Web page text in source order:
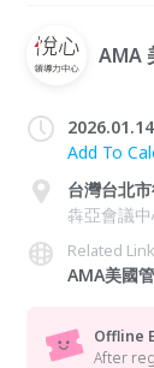
AMA
Add To
台灣台北
犇亞會議
Related Link
AMA美國
Offline
After